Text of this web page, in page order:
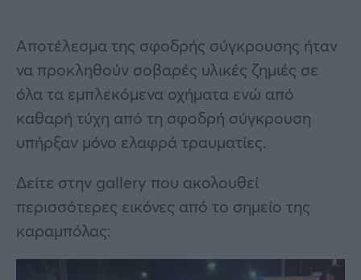
Αποτέλεσμα της σφοδρής σύγκρουσης ήταν
να προκληθούν σοβαρές υλικές ζημιές σε
όλα τα εμπλεκόμενα οχήματα ενώ από
καθαρή τύχη από τη σφοδρή σύγκρουση
υπήρξαν μόνο ελαφρά τραυματίες.
Δείτε στην gallery που ακολουθεί
περισσότερες εικόνες από το σημείο της
καραμπόλας: